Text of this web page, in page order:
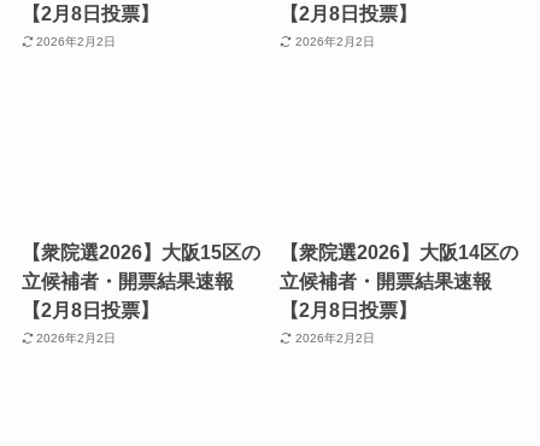
【2月8日投票】
2026年2月2日
【2月8日投票】
2026年2月2日
【衆院選2026】大阪15区の
立候補者・開票結果速報
【2月8日投票】
2026年2月2日
【衆院選2026】大阪14区の
立候補者・開票結果速報
【2月8日投票】
2026年2月2日